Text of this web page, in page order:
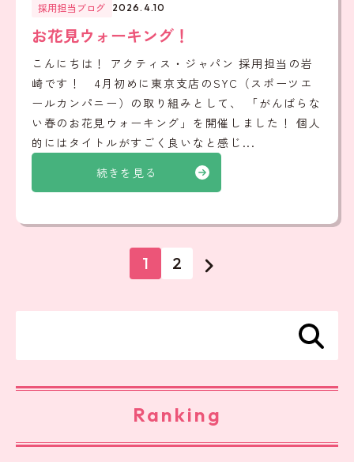
続きを見る
採用担当ブログ 2026.4.10
お花見ウォーキング！
こんにちは！ アクティス・ジャパン 採用担当の岩
崎です！ 4月初めに東京支店のSYC（スポーツエ
ールカンパニー）の取り組みとして、 「がんばらな
い春のお花見ウォーキング」を開催しました！ 個人
的にはタイトルがすごく良いなと感じ...
1 2
Ranking